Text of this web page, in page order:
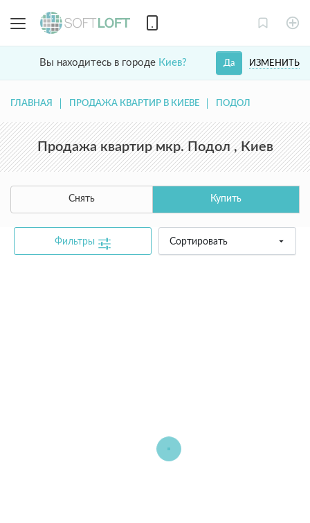
Вы находитесь в городе Киев? ИЗМЕНИТЬ
Да
ГЛАВНАЯ ПРОДАЖА КВАРТИР В КИЕВЕ ПОДОЛ
Продажа квартир мкр. Подол , Киев
Снять Купить
Фильтры Сортировать